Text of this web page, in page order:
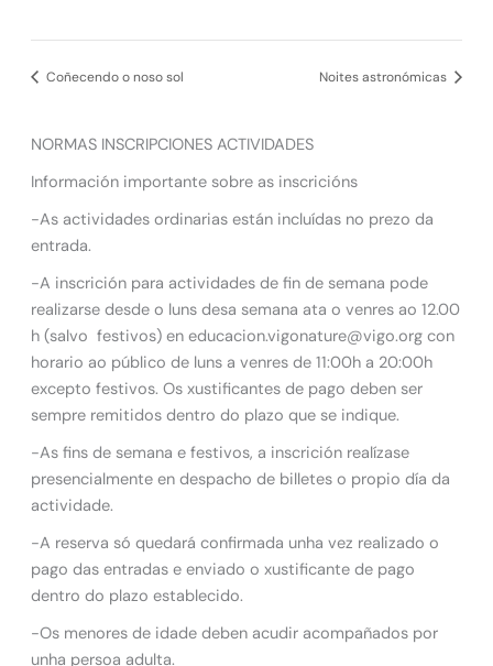
Coñecendo o noso sol Noites astronómicas
NORMAS INSCRIPCIONES ACTIVIDADES
Información importante sobre as inscricións
-As actividades ordinarias están incluídas no prezo da
entrada.
-A inscrición para actividades de fin de semana pode
realizarse desde o luns desa semana ata o venres ao 12.00
h (salvo festivos) en educacion.vigonature@vigo.org con
horario ao público de luns a venres de 11:00h a 20:00h
excepto festivos. Os xustificantes de pago deben ser
sempre remitidos dentro do plazo que se indique.
-As fins de semana e festivos, a inscrición realízase
presencialmente en despacho de billetes o propio día da
actividade.
-A reserva só quedará confirmada unha vez realizado o
pago das entradas e enviado o xustificante de pago
dentro do plazo establecido.
-Os menores de idade deben acudir acompañados por
unha persoa adulta.